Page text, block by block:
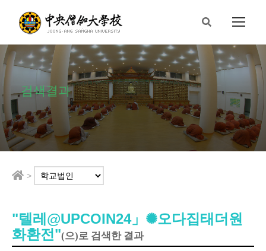
검색결과
>
"텔레@UPCOIN24」✺오다집태더원
화환전"(으)로 검색한 결과